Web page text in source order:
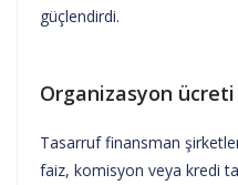
güçlendirdi.
Organizasyon
Tasarruf finansman
faiz, komisyon veya kredi